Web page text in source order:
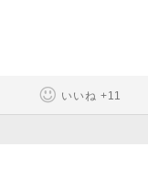
いいね +11